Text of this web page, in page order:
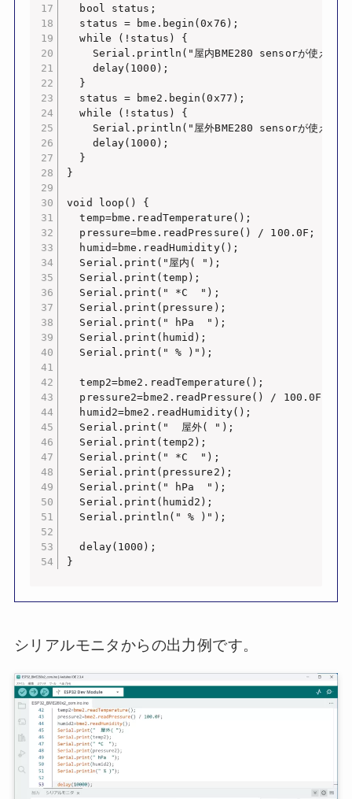
  bool status;
  status = bme.begin(0x76);
  while (!status) {
Serial.println("屋内BME280 sensorが使えませ
    delay(1000);
  }
  status = bme2.begin(0x77);
  while (!status) {
Serial.println("屋外BME280 sensorが使えませ
    delay(1000);
  }
}
void loop() {
  temp=bme.readTemperature();
  pressure=bme.readPressure() / 100.0F;
  humid=bme.readHumidity();
  Serial.print("屋内( ");
  Serial.print(temp);
  Serial.print(" *C  ");
  Serial.print(pressure);
  Serial.print(" hPa  ");
  Serial.print(humid);
  Serial.print(" % )");
  temp2=bme2.readTemperature();
  pressure2=bme2.readPressure() / 100.0F;
  humid2=bme2.readHumidity();
  Serial.print("  屋外( ");
  Serial.print(temp2);
  Serial.print(" *C  ");
  Serial.print(pressure2);
  Serial.print(" hPa  ");
  Serial.print(humid2);
  Serial.println(" % )");
  delay(1000);
}
シリアルモニタからの出力例です。